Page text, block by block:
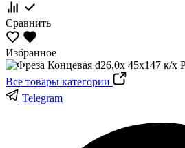
Сравнить
Избранное
Все товары категории
Telegram